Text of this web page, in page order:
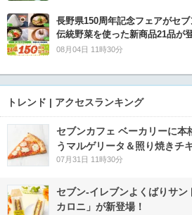
長野県150周年記念フェアがセ
伝統野菜を使った新商品21品が
08月04日 11時30分
トレンド | アクセスランキング
セブンカフェ ベーカリーに本
うマルゲリータ＆照り焼きチ
07月31日 11時30分
セブン‐イレブンよくばりサ
カロニ」が新登場！